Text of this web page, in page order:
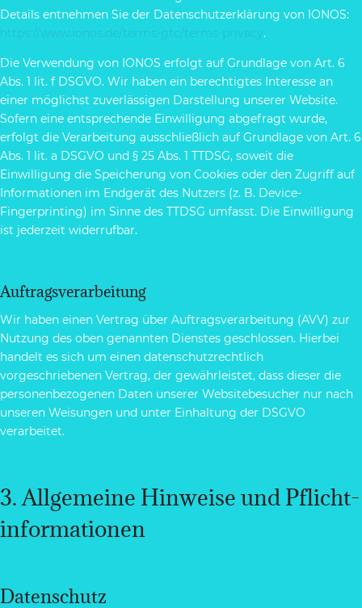
Details entnehmen Sie der Datenschutzerklärung von IONOS:
https://www.ionos.de/terms-gtc/terms-privacy .
Die Verwendung von IONOS erfolgt auf Grundlage von Art. 6
Abs. 1 lit. f DSGVO. Wir haben ein berechtigtes Interesse an
einer möglichst zuverlässigen Darstellung unserer Website.
Sofern eine entsprechende Einwilligung abgefragt wurde,
erfolgt die Verarbeitung ausschließlich auf Grundlage von Art. 6
Abs. 1 lit. a DSGVO und § 25 Abs. 1 TTDSG, soweit die
Einwilligung die Speicherung von Cookies oder den Zugriff auf
Informationen im Endgerät des Nutzers (z. B. Device-
Fingerprinting) im Sinne des TTDSG umfasst. Die Einwilligung
ist jederzeit widerrufbar.
Auftragsverarbeitung
Wir haben einen Vertrag über Auftragsverarbeitung (AVV) zur
Nutzung des oben genannten Dienstes geschlossen. Hierbei
handelt es sich um einen datenschutzrechtlich
vorgeschriebenen Vertrag, der gewährleistet, dass dieser die
personenbezogenen Daten unserer Websitebesucher nur nach
unseren Weisungen und unter Einhaltung der DSGVO
verarbeitet.
3. Allgemeine Hinweise und Pflicht­
informationen
Datenschutz